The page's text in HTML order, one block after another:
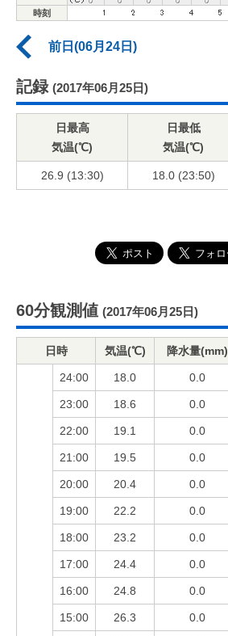
時刻
前日(06月24日)
記録 (2017年06月25日)
日最高
気温(℃)
日最低
気温(℃)
26.9 (13:30) 18.0 (23:50)
60分観測値 (2017年06月25日)
日時 気温(℃) 降水量(mm)
24:00 18.0 0.0
23:00 18.6 0.0
22:00 19.1 0.0
21:00 19.5 0.0
20:00 20.4 0.0
19:00 22.2 0.0
18:00 23.2 0.0
17:00 24.4 0.0
16:00 24.8 0.0
15:00 26.3 0.0